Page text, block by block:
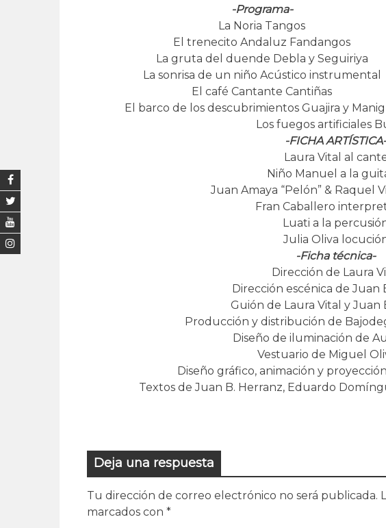
-Programa-
La Noria Tangos
El trenecito Andaluz Fandangos
La gruta del duende Debla y Seguiriya
La sonrisa de un niño Acústico instrumental
El café Cantante Cantiñas
El barco de los descubrimientos Guajira y
Los fuegos artificiales
-FICHA
Laura Vital al
Niño Manuel a la
Juan Amaya “Pelón” & Raquel
Fran Caballero
Luati a la
Julia Oliva
-Ficha técnica-
Dirección de Laura
Dirección escénica de Juan
Guión de Laura Vital y Juan
Producción y distribución de
Diseño de iluminación de
Vestuario de Miguel
Diseño gráfico, animación y
Textos de Juan B. Herranz, Eduardo
Deja una respuesta
Tu dirección de correo electrónico no será publicada.
marcados con *